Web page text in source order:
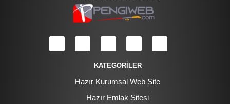
KATEGORİLER
Hazır Kurumsal Web Site
Hazır Emlak Sitesi